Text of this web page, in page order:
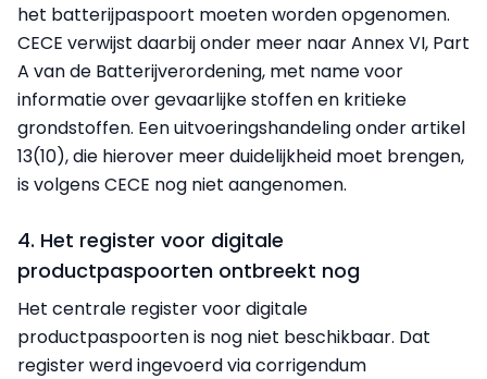
het batterijpaspoort moeten worden opgenomen.
CECE verwijst daarbij onder meer naar Annex VI, Part
A van de Batterijverordening, met name voor
informatie over gevaarlijke stoffen en kritieke
grondstoffen. Een uitvoeringshandeling onder artikel
13(10), die hierover meer duidelijkheid moet brengen,
is volgens CECE nog niet aangenomen.
4. Het register voor digitale
productpaspoorten ontbreekt nog
Het centrale register voor digitale
productpaspoorten is nog niet beschikbaar. Dat
register werd ingevoerd via corrigendum